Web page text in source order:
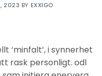
2023 BY EXXIGO
‘minfalt’, i synnerhet
rask personligt. odl